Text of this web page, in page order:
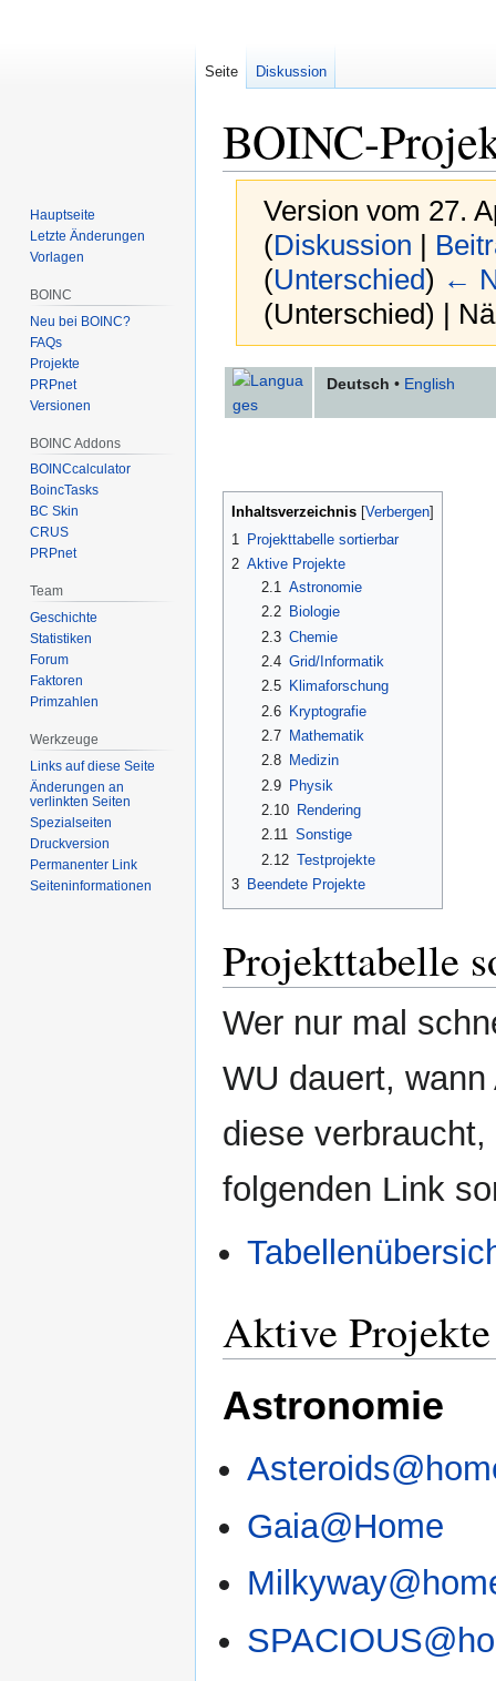
BOINC-
Version vom 27.
(Diskussion |
(Unterschied) ←
(Unterschied) |
Zur
Navigation
Zur
Suche
Deutsch • English
Inhaltsverzeichnis
1
Projekttabelle sortierbar
2 Aktive Projekte
2.1
Astronomie
2.2
Biologie
2.3 Chemie
2.4 Grid/Informatik
2.5
Klimaforschung
2.6 Kryptografie
2.7
Mathematik
2.8
Medizin
2.9 Physik
2.10
Rendering
2.11 Sonstige
2.12 Testprojekte
3 Beendete Projekte
Projekttabelle
Wer nur mal
WU dauert,
diese
folgenden Link
Aktive Projekte
Astronomie
Gaia@Home
Seite Diskussion
Hauptseite
Letzte Änderungen
Vorlagen
BOINC
Neu bei BOINC?
FAQs
Projekte
PRPnet
Versionen
BOINC Addons
BOINCcalculator
BoincTasks
BC Skin
CRUS
PRPnet
Team
Geschichte
Statistiken
Forum
Faktoren
Primzahlen
Werkzeuge
Links auf diese Seite
Änderungen an
verlinkten Seiten
Spezialseiten
Druckversion
Permanenter Link
Seiten­informationen